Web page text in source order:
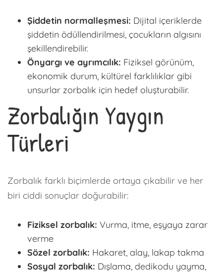
Şiddetin normalleşmesi: Dijital içeriklerde
şiddetin ödüllendirilmesi, çocukların algısını
şekillendirebilir.
Önyargı ve ayrımcılık: Fiziksel görünüm,
ekonomik durum, kültürel farklılıklar gibi
unsurlar zorbalık için hedef oluşturabilir.
Zorbalığın Yaygın
Türleri
Zorbalık farklı biçimlerde ortaya çıkabilir ve her
biri ciddi sonuçlar doğurabilir:
Fiziksel zorbalık: Vurma, itme, eşyaya zarar
verme
Sözel zorbalık: Hakaret, alay, lakap takma
Sosyal zorbalık: Dışlama, dedikodu yayma,